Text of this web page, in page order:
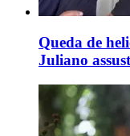
Queda de
Juliano